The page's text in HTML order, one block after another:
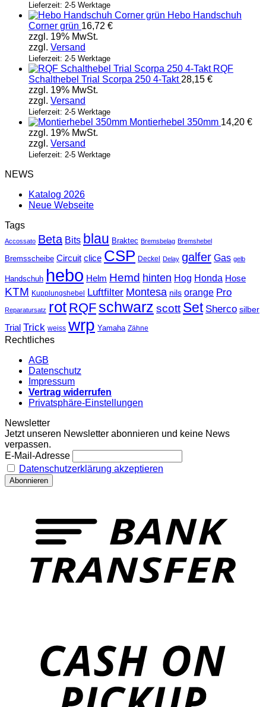
Lieferzeit: 2-5 Werktage
Hebo Handschuh
Corner grün 16,72 €
zzgl. 19% MwSt.
zzgl. Versand
Lieferzeit: 2-5 Werktage
RQF
Schalthebel Trial Scorpa 250 4-Takt 28,15 €
zzgl. 19% MwSt.
zzgl. Versand
Lieferzeit: 2-5 Werktage
Montierhebel 350mm 14,20 €
zzgl. 19% MwSt.
zzgl. Versand
Lieferzeit: 2-5 Werktage
NEWS
Katalog 2026
Neue Webseite
Tags
Accossato Beta Bits blau Braktec Bremsbelag Bremshebel
Bremsscheibe Circuit clice CSP Deckel Delay galfer Gas gelb
Handschuh hebo Helm Hemd hinten Hog Honda Hose
KTM Kupplungshebel Luftfilter Montesa nils orange Pro
Reparatursatz rot RQF schwarz scott Set Sherco silber
Trial Trick weiss wrp Yamaha Zähne
Rechtliches
AGB
Datenschutz
Impressum
Vertrag widerrufen
Privatsphäre-Einstellungen
Newsletter
Jetzt unseren Newsletter abonnieren und keine News
verpassen.
E-Mail-Adresse
Datenschutzerklärung akzeptieren